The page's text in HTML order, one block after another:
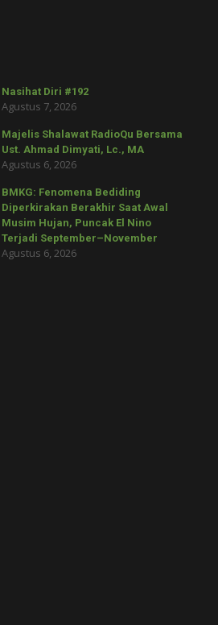
Nasihat Diri #192
Agustus 7, 2026
Majelis Shalawat RadioQu Bersama
Ust. Ahmad Dimyati, Lc., MA
Agustus 6, 2026
BMKG: Fenomena Bediding
Diperkirakan Berakhir Saat Awal
Musim Hujan, Puncak El Nino
Terjadi September–November
Agustus 6, 2026